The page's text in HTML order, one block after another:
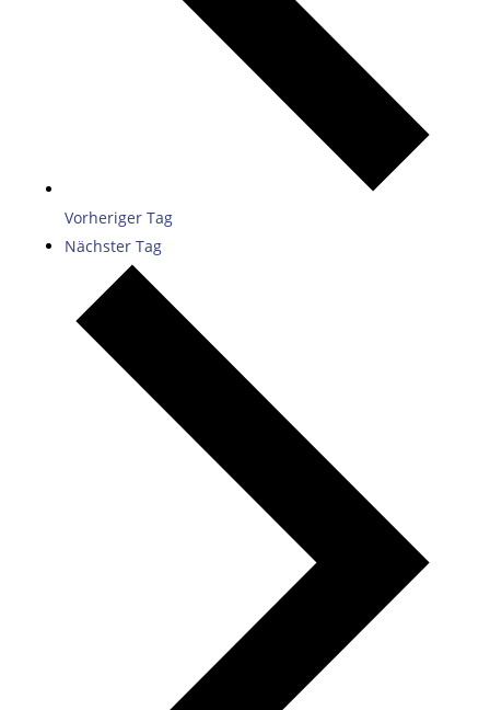
Vorheriger Tag
Nächster Tag